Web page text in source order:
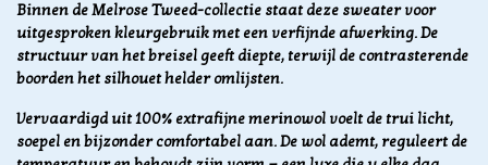
Binnen de Melrose Tweed-collectie staat deze sweater voor
uitgesproken kleurgebruik met een verfijnde afwerking. De
structuur van het breisel geeft diepte, terwijl de contrasterende
boorden het silhouet helder omlijsten.
Vervaardigd uit 100% extrafijne merinowol voelt de trui licht,
soepel en bijzonder comfortabel aan. De wol ademt, reguleert de